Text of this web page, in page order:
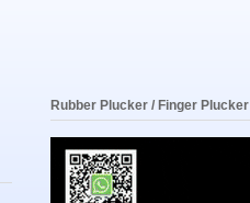
Rubber Plucker / Finger Plucker